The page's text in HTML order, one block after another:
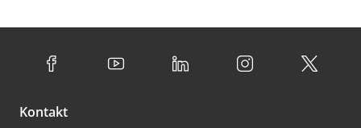
Kontakt